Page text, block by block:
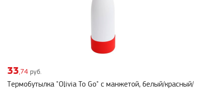
33 ,74 руб.
Термобутылка "Olivia To Go" с манжетой, белый/красный/